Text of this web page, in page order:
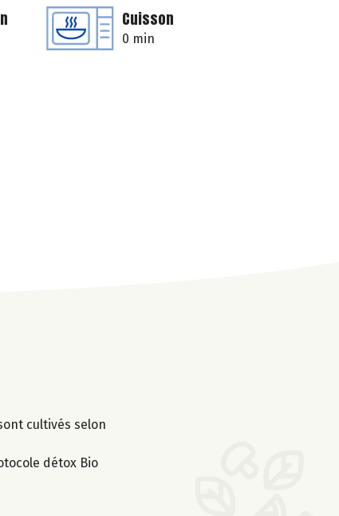
Cuisson
0 min
cultivés selon
détox Bio